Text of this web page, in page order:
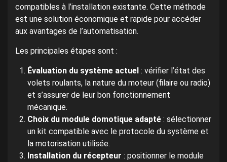
compatibles à l’installation existante. Cette méthode
est une solution économique et rapide pour accéder
aux avantages de l’automatisation.
Les principales étapes sont :
Évaluation du système actuel : vérifier l’état des
volets roulants, la nature du moteur (filaire ou radio)
et s’assurer de leur bon fonctionnement
mécanique.
Choix du module domotique adapté : sélectionner
un kit compatible avec le protocole du système et
la motorisation utilisée.
Installation du récepteur : positionner le module